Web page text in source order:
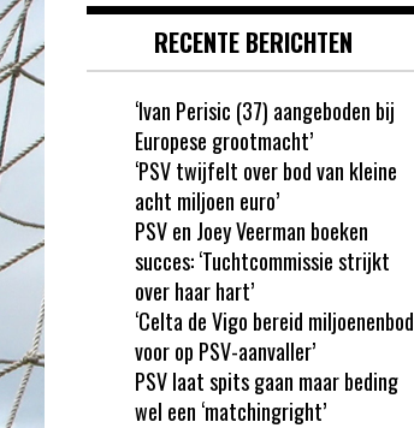
RECENTE BERICHTEN
‘Ivan Perisic (37) aangeboden bij
Europese grootmacht’
‘PSV twijfelt over bod van kleine
acht miljoen euro’
PSV en Joey Veerman boeken
succes: ‘Tuchtcommissie strijkt
over haar hart’
‘Celta de Vigo bereid miljoenenbod
voor op PSV-aanvaller’
PSV laat spits gaan maar beding
wel een ‘matchingright’